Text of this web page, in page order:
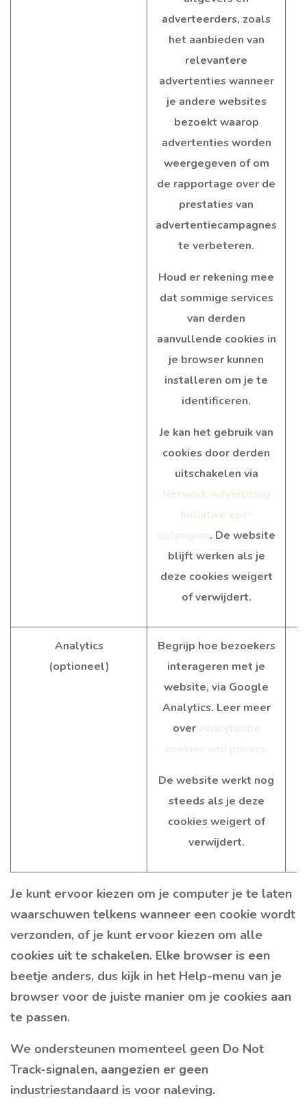
adverteerders, zoals
het aanbieden van
relevantere
advertenties wanneer
je andere websites
bezoekt waarop
advertenties worden
weergegeven of om
de rapportage over de
prestaties van
advertentiecampagnes
te verbeteren.
Houd er rekening mee
dat sommige services
van derden
aanvullende cookies in
je browser kunnen
installeren om je te
identificeren.
Je kan het gebruik van
cookies door derden
uitschakelen via
Network Advertising
Initiative opt-
outpagina. De website
blijft werken als je
deze cookies weigert
of verwijdert.
Analytics
(optioneel)
Begrijp hoe bezoekers
interageren met je
website, via Google
Analytics. Leer meer
over Analytische
cookies and privacy.
De website werkt nog
steeds als je deze
cookies weigert of
verwijdert.
Je kunt ervoor kiezen om je computer je te laten
waarschuwen telkens wanneer een cookie wordt
verzonden, of je kunt ervoor kiezen om alle
cookies uit te schakelen. Elke browser is een
beetje anders, dus kijk in het Help-menu van je
browser voor de juiste manier om je cookies aan
te passen.
We ondersteunen momenteel geen Do Not
Track-signalen, aangezien er geen
industriestandaard is voor naleving.